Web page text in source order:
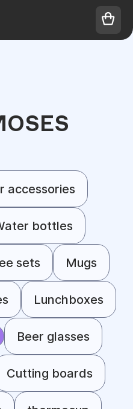
accessories
bottles
sets Mugs
Lunchboxes
Beer glasses
Cutting boards